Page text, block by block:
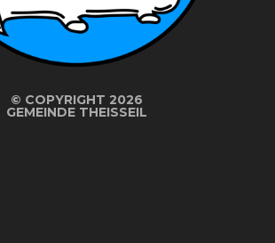
© COPYRIGHT 2026
GEMEINDE THEISSEIL